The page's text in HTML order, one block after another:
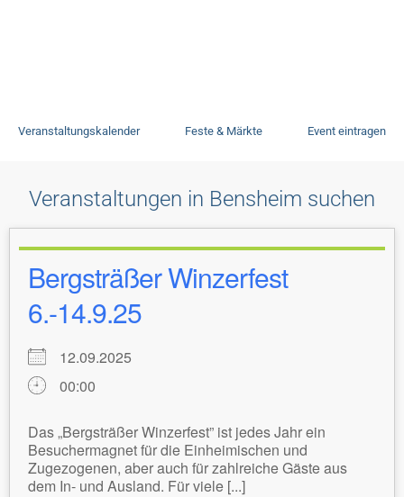
Veranstaltungskalender Feste & Märkte Event eintragen
Veranstaltungen in Bensheim suchen
Bergsträßer Winzerfest
6.-14.9.25
12.09.2025
00:00
Das „Bergsträßer Winzerfest” ist jedes Jahr ein
Besuchermagnet für die Einheimischen und
Zugezogenen, aber auch für zahlreiche Gäste aus
dem In- und Ausland. Für viele [...]